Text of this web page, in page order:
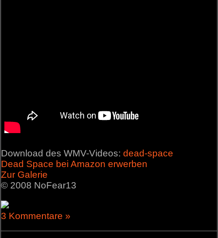
Download des WMV-Videos:dead-space
Dead Space bei Amazon erwerben
Zur Galerie
© 2008 NoFear13
3 Kommentare »